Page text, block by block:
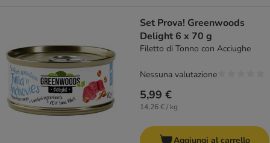
Set Prova! Greenwoods
Delight 6 x 70 g
Filetto di Tonno con Acciughe
5,99 €
14,26 € / kg
Nessuna valutazione
Aggiungi al carrello